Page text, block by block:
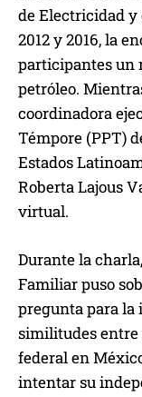
de Electricidad
2012 y 2016, la
participantes un
petróleo.
coordinadora
Témpore (PPT)
Estados
Roberta Lajous
virtual.
Durante la
Familiar puso
pregunta para la
similitudes entre
federal en
intentar su